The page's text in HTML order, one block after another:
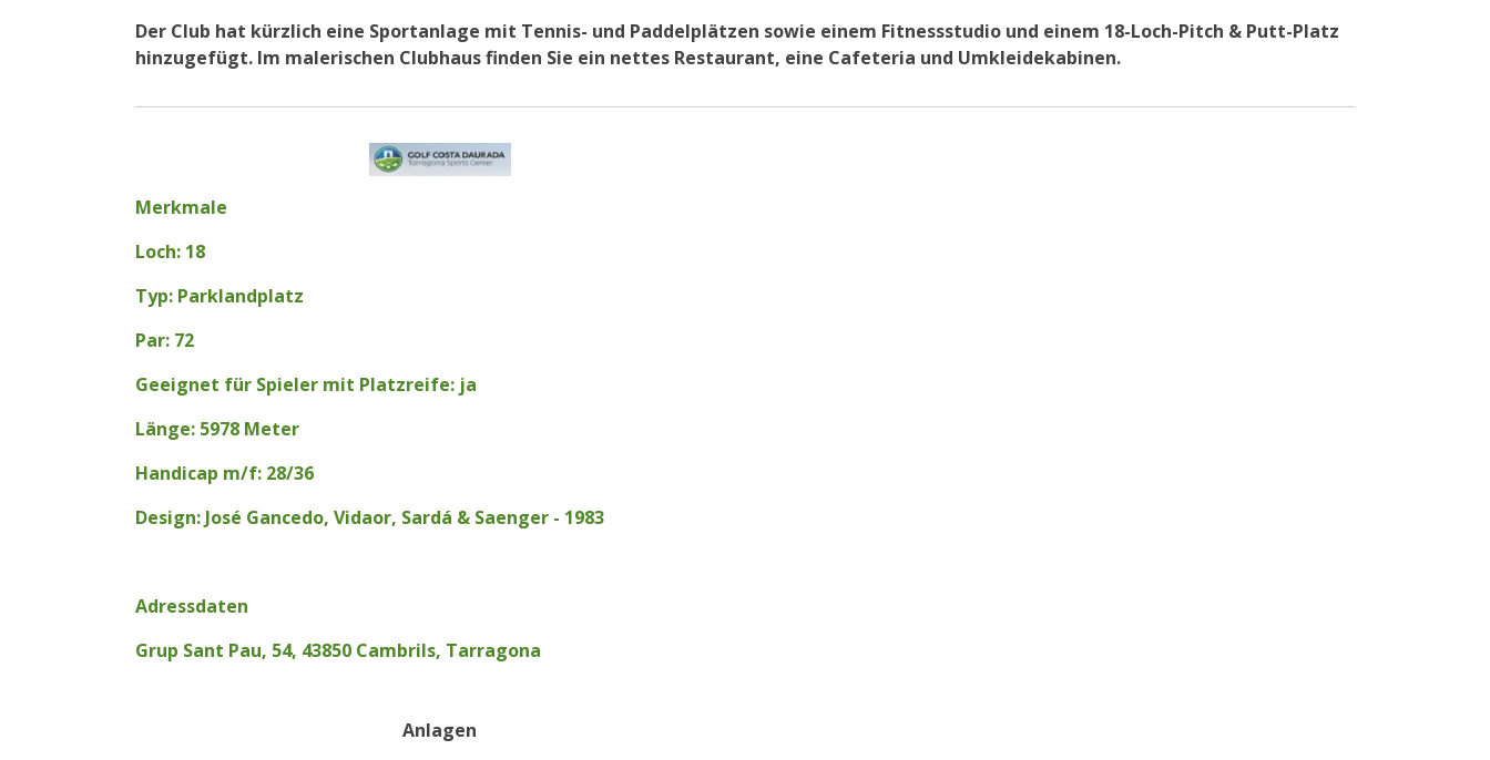
Der Club hat kürzlich eine Sportanlage mit Tennis- und Paddelplätzen sowie einem Fitnessstudio und einem 18-Loch-Pitch & Putt-Platz
hinzugefügt. Im malerischen Clubhaus finden Sie ein nettes Restaurant, eine Cafeteria und Umkleidekabinen.
Merkmale
Loch: 18
Typ: Parklandplatz
Par: 72
Geeignet für Spieler mit Platzreife: ja
Länge: 5978 Meter
Handicap m/f: 28/36
Design: José Gancedo, Vidaor, Sardá & Saenger - 1983
Adressdaten
Grup Sant Pau, 54, 43850 Cambrils, Tarragona
Anlagen